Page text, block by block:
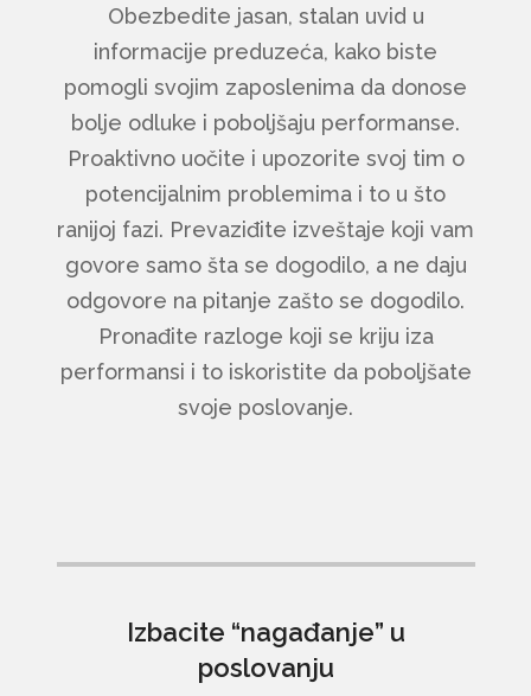
Obezbedite jasan, stalan uvid u
informacije preduzeća, kako biste
pomogli svojim zaposlenima da donose
bolje odluke i poboljšaju performanse.
Proaktivno uočite i upozorite svoj tim o
potencijalnim problemima i to u što
ranijoj fazi. Prevaziđite izveštaje koji vam
govore samo šta se dogodilo, a ne daju
odgovore na pitanje zašto se dogodilo.
Pronađite razloge koji se kriju iza
performansi i to iskoristite da poboljšate
svoje poslovanje.
Izbacite “nagađanje” u
poslovanju